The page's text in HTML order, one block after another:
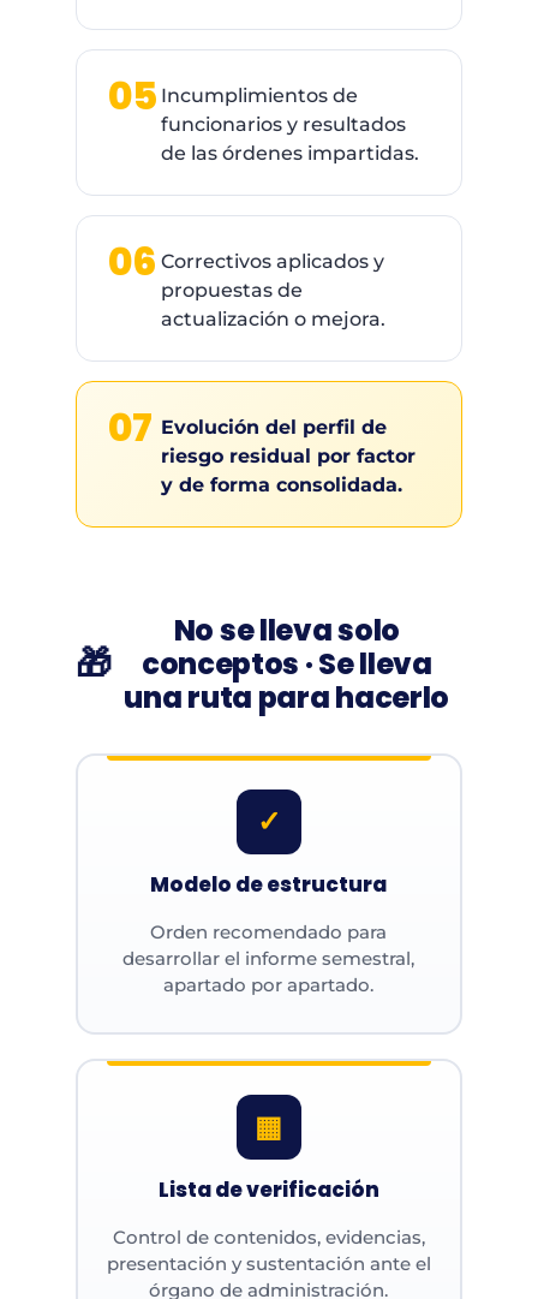
05 Incumplimientos de
funcionarios y resultados
de las órdenes impartidas.
06 Correctivos aplicados y
propuestas de
actualización o mejora.
07 Evolución del perfil de
riesgo residual por factor
y de forma consolidada.
🎁
No se lleva solo
conceptos · Se lleva
una ruta para hacerlo
✓
Modelo de estructura
Orden recomendado para
desarrollar el informe semestral,
apartado por apartado.
▦
Lista de verificación
Control de contenidos, evidencias,
presentación y sustentación ante el
órgano de administración.